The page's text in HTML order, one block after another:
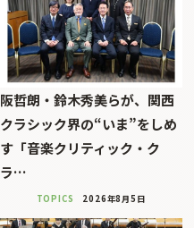
阪哲朗・鈴木秀美らが、関西
クラシック界の“いま”をしめ
す「音楽クリティック・ク
ラ…
TOPICS 2026年8月5日